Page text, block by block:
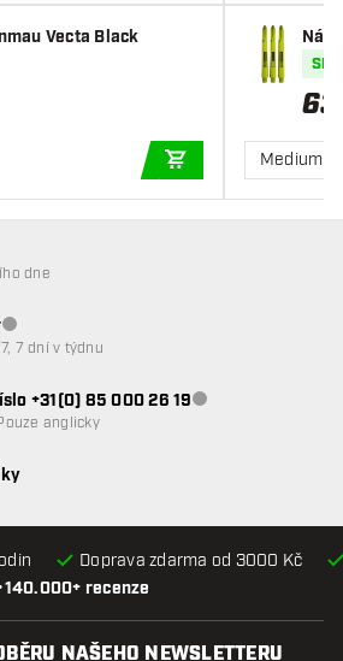
Vecta Black
PŘIDAT DO KOŠÍKU
n
63
Medium
140.000+ recenze
Doprava zdarma od 3000 Kč
dne
Zákaznický servis nedostupný
7 dní v týdnu
+31(0) 85 000 26 19Zákaznický servis
anglicky
NAŠEHO NEWSLETTERU